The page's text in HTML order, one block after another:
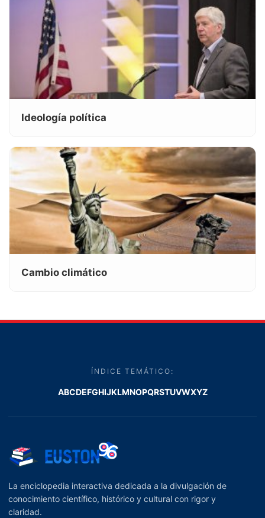
Ideología política
Cambio climático
ÍNDICE TEMÁTICO:
ABCDEFGHIJKLMNOPQRSTUVWXYZ
La enciclopedia interactiva dedicada a la divulgación de
conocimiento científico, histórico y cultural con rigor y
claridad.